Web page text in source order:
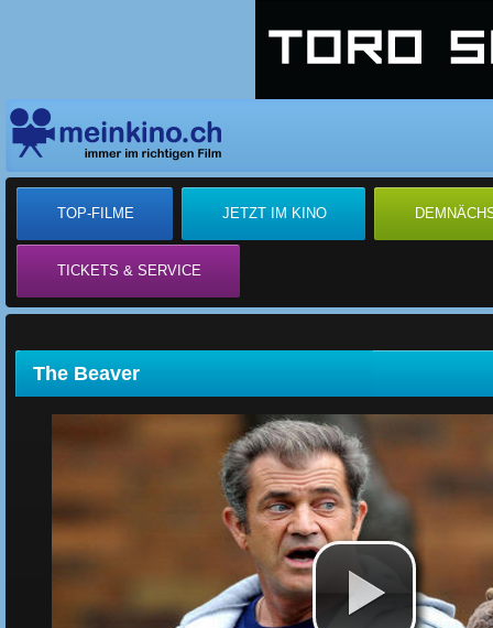
TOP-FILME JETZT IM KINO
TICKETS & SERVICE
The Beaver